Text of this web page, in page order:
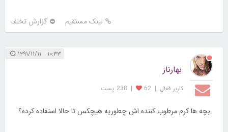
لینک مستقیم گزارش تخلف
۱۰:۳۳ ۱۳۹۱/۱۱/۱۱
بهارناز
کاربر فعال |
62
| 238 پست
بچه ها کرم مرطوب کننده اش چطوریه هیچکس تا حالا استفاده کرده؟